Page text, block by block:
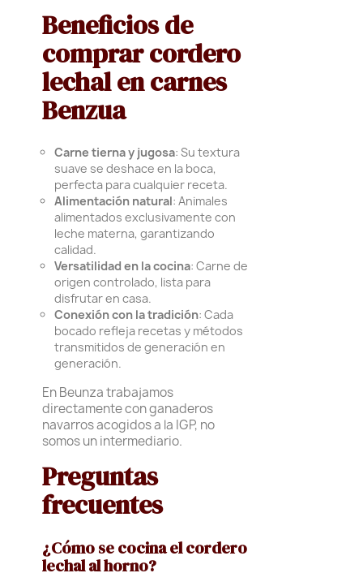
Beneficios de
comprar cordero
lechal en carnes
Benzua
Carne tierna y jugosa: Su textura
suave se deshace en la boca,
perfecta para cualquier receta.
Alimentación natural: Animales
alimentados exclusivamente con
leche materna, garantizando
calidad.
Versatilidad en la cocina: Carne de
origen controlado, lista para
disfrutar en casa.
Conexión con la tradición: Cada
bocado refleja recetas y métodos
transmitidos de generación en
generación.
En Beunza trabajamos
directamente con ganaderos
navarros acogidos a la IGP, no
somos un intermediario.
Preguntas
frecuentes
¿Cómo se cocina el cordero
lechal al horno?